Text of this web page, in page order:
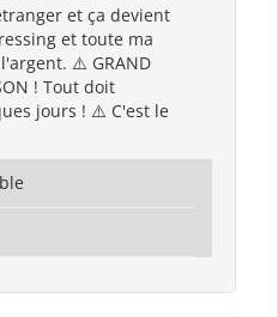
et ça devient
et toute ma
⚠️ GRAND
! Tout doit
jours ! ⚠️ C'est le